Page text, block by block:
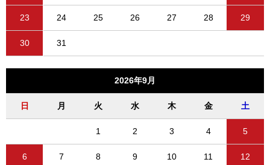
23 24 25 26 27 28 29
30 31
2026年9月
日 月 火 水 木 金 土
1 2 3 4 5
6 7 8 9 10 11 12